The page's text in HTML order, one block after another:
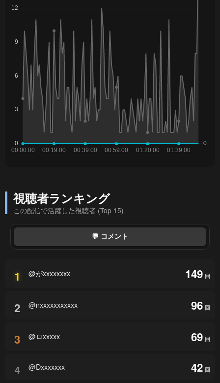
視聴者ランキング
この配信で活躍した視聴者 (Top 15)
💬 コメント
1 @がxxxxxxxx 149 回
2 @nxxxxxxxxxxx 96 回
3 @ロxxxxx 69 回
4 @Dxxxxxxx 42 回